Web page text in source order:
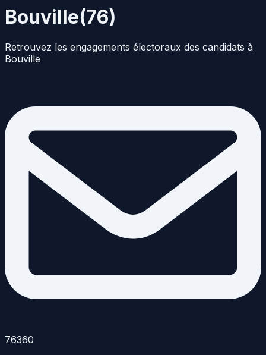
Bouville(76)
Retrouvez les engagements électoraux des candidats à
Bouville
76360